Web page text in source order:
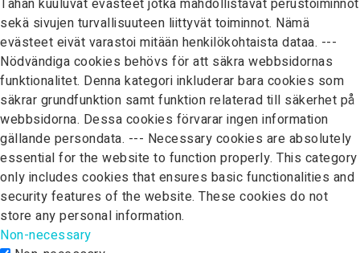
sekä sivujen turvallisuuteen liittyvät toiminnot. Nämä
evästeet eivät varastoi mitään henkilökohtaista dataa. ---
Nödvändiga cookies behövs för att säkra webbsidornas
funktionalitet. Denna kategori inkluderar bara cookies som
säkrar grundfunktion samt funktion relaterad till säkerhet på
webbsidorna. Dessa cookies förvarar ingen information
gällande persondata. --- Necessary cookies are absolutely
essential for the website to function properly. This category
only includes cookies that ensures basic functionalities and
security features of the website. These cookies do not
store any personal information.
Non-necessary